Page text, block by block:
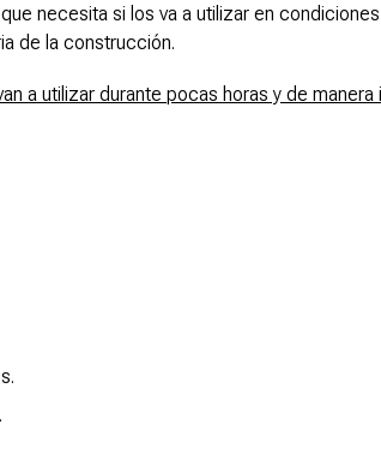
necesita si los va a utilizar en
de la construcción.
a utilizar durante pocas horas y de